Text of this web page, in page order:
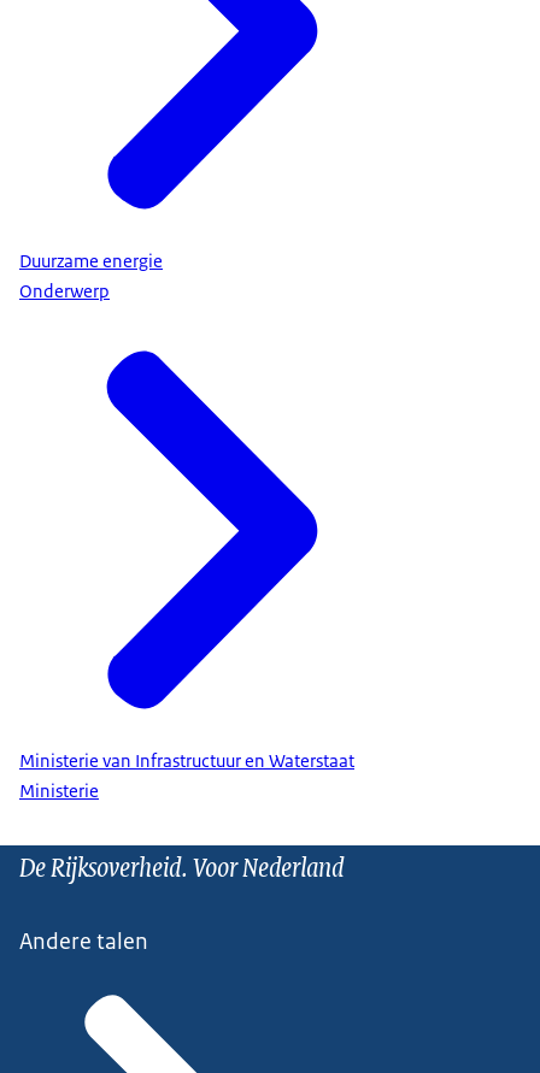
Duurzame energie
Onderwerp
Ministerie van Infrastructuur en Waterstaat
Ministerie
De Rijksoverheid. Voor Nederland
Andere talen